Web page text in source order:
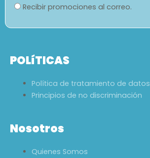
Recibir promociones al correo.
POLíTICAS
Política de tratamiento de datos
Principios de no discriminación
Nosotros
Quienes Somos